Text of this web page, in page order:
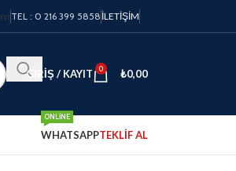
TEL : 0 216 399 5858 İLETIŞIM
GIRIŞ / KAYIT 0 ₺0,00
WHATSAPP
ONLINE
TEKLİF AL